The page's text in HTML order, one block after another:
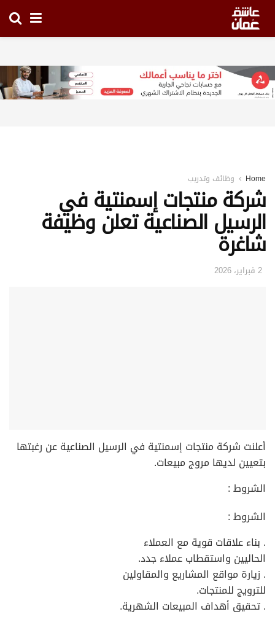
Home وظائف وتدريب
شركة منتجات إسمنتية في
الرسيل الصناعية تعلن وظيفة
شاغرة
2 فبراير، 2026
أعلنت شركة منتجات إسمنتية في الرسيل الصناعية عن رغبتها
بتعيين لديها مروج مبيعات.
الشروط :
الشروط :
. بناء علاقات قوية مع العملاء
الحاليين واستقطاب عملاء جدد.
. زيارة مواقع المشاريع والمقاولين
للترويج للمنتجات.
. تحقيق أهداف المبيعات الشهرية.